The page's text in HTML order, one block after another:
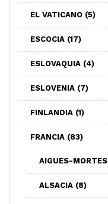
EL VATICANO (5)
ESCOCIA (17)
ESLOVAQUIA (4)
ESLOVENIA (7)
FINLANDIA (1)
FRANCIA (83)
AIGUES-MORTES
ALSACIA (8)